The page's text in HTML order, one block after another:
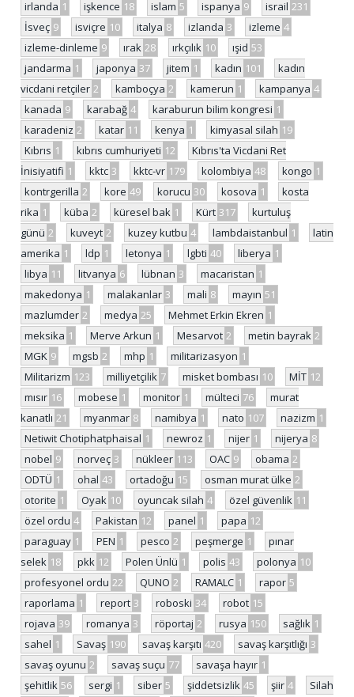
irlanda 1 işkence 18 islam 5 ispanya 9 israil 231
İsveç 9 isviçre 10 italya 8 izlanda 3 izleme 4
izleme-dinleme 9 ırak 28 ırkçılık 10 ışid 53
jandarma 1 japonya 37 jitem 1 kadın 101
kadın
vicdani retçiler 2 kamboçya 2 kamerun 1 kampanya 4
kanada 9 karabağ 4 karaburun bilim kongresi 1
karadeniz 2 katar 11 kenya 1 kimyasal silah 19
Kıbrıs 1 kıbrıs cumhuriyeti 12
Kıbrıs'ta Vicdani Ret
İnisiyatifi 1 kktc 3 kktc-vr 179 kolombiya 48 kongo 1
kontrgerilla 2 kore 49 korucu 30 kosova 1
kosta
rika 1 küba 2 küresel bak 1 Kürt 317
kurtuluş
günü 2 kuveyt 2 kuzey kutbu 4 lambdaistanbul 1
latin
amerika 1 ldp 1 letonya 1 lgbti 40 liberya 1
libya 11 litvanya 6 lübnan 3 macaristan 1
makedonya 1 malakanlar 3 mali 8 mayın 51
mazlumder 2 medya 25 Mehmet Erkin Ekren 1
meksika 1 Merve Arkun 1 Mesarvot 2 metin bayrak 2
MGK 9 mgsb 2 mhp 1 militarizasyon 1
Militarizm 123 milliyetçilik 7 misket bombası 10 MİT 12
mısır 16 mobese 1 monitor 1 mülteci 76
murat
kanatlı 21 myanmar 8 namibya 1 nato 107 nazizm 1
Netiwit Chotiphatphaisal 1 newroz 1 nijer 1 nijerya 8
nobel 9 norveç 3 nükleer 113 OAC 9 obama 2
ODTÜ 1 ohal 43 ortadoğu 15 osman murat ülke 2
otorite 1 Oyak 10 oyuncak silah 4 özel güvenlik 11
özel ordu 4 Pakistan 12 panel 1 papa 12
paraguay 1 PEN 1 pesco 2 peşmerge 1
pınar
selek 18 pkk 12 Polen Ünlü 1 polis 43 polonya 10
profesyonel ordu 22 QUNO 2 RAMALC 1 rapor 5
raporlama 1 report 3 roboski 34 robot 15
rojava 39 romanya 3 röportaj 2 rusya 150 sağlık 1
sahel 1 Savaş 190 savaş karşıtı 420 savaş karşıtlığı 3
savaş oyunu 2 savaş suçu 77 savaşa hayır 1
şehitlik 56 sergi 1 siber 5 şiddetsizlik 45 şiir 4
Silah